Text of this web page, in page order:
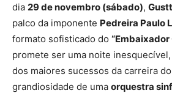
dia 29 de novembro (sábado),
palco da imponente Pedreira Paulo
formato sofisticado do “Embaixador
promete ser uma noite
dos maiores sucessos da carreira
grandiosidade de uma orquestra